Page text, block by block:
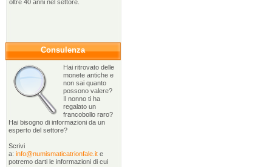
oltre 40 anni nel settore.
Consulenza
Hai ritrovato delle
monete antiche e
non sai quanto
possono valere?
Il nonno ti ha
regalato un
francobollo raro?
Hai bisogno di informazioni da un
esperto del settore?
Scrivi
a: info@numismaticatrionfale.it e
potremo darti le informazioni di cui